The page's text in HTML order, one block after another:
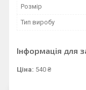
Розмір
Тип виробу
Інформація для
Ціна: 540 ₴